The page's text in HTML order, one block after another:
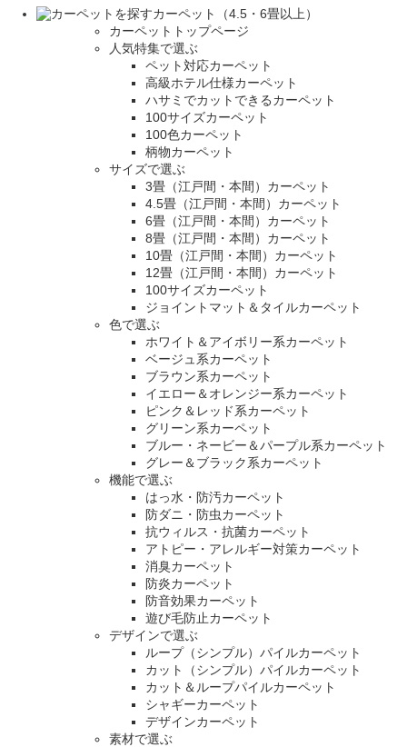
カーペット（4.5・6畳以上）
カーペットトップページ
人気特集で選ぶ
ペット対応カーペット
高級ホテル仕様カーペット
ハサミでカットできるカーペット
100サイズカーペット
100色カーペット
柄物カーペット
サイズで選ぶ
3畳（江戸間・本間）カーペット
4.5畳（江戸間・本間）カーペット
6畳（江戸間・本間）カーペット
8畳（江戸間・本間）カーペット
10畳（江戸間・本間）カーペット
12畳（江戸間・本間）カーペット
100サイズカーペット
ジョイントマット＆タイルカーペット
色で選ぶ
ホワイト＆アイボリー系カーペット
ベージュ系カーペット
ブラウン系カーペット
イエロー＆オレンジー系カーペット
ピンク＆レッド系カーペット
グリーン系カーペット
ブルー・ネービー＆パープル系カーペット
グレー＆ブラック系カーペット
機能で選ぶ
はっ水・防汚カーペット
防ダニ・防虫カーペット
抗ウィルス・抗菌カーペット
アトピー・アレルギー対策カーペット
消臭カーペット
防炎カーペット
防音効果カーペット
遊び毛防止カーペット
デザインで選ぶ
ループ（シンプル）パイルカーペット
カット（シンプル）パイルカーペット
カット＆ループパイルカーペット
シャギーカーペット
デザインカーペット
素材で選ぶ